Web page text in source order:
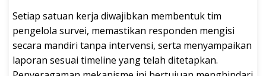
Setiap satuan kerja diwajibkan membentuk tim
pengelola survei, memastikan responden mengisi
secara mandiri tanpa intervensi, serta menyampaikan
laporan sesuai timeline yang telah ditetapkan.